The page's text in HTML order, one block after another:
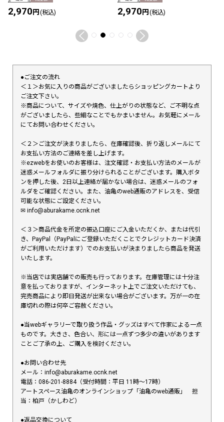
2,970円 (税込) 2,970円 (税込)
●ご注文の流れ
＜１＞お気に入りの商品がございましたらショッピングカートより
ご注文下さい。
※商品について、サイズや焼色、仕上がりの状態など、ご不明な点
がございましたら、些細なことでもかまいません。お気軽にメール
にてお問い合わせください。
＜２＞ご注文が決まりましたら、在庫確認後、折り返しメールにて
お支払い方法のご連絡を差し上げます。
※ezwebをお使いのお客様は、注文確認・お支払い方法のメールが
迷惑メールフォルダに振り分けられることがございます。購入ボタ
ンを押した後、2日以上連絡が届かない場合は、迷惑メールのフォ
ルダをご確認ください。また、油亀のweb通販のアドレスを、受信
可能な状態にご設定ください。
✉︎ info@aburakame.ocnk.net
＜３＞商品代金を所定の振込口座にご入金いただくか、または代引
き、PayPal（PayPalにご登録いただくことでクレジットカード決済
がご利用いただけます）でのお支払いが決まりましたら商品を発送
いたします。
※当店では実店舗での販売も行っております。在庫管理には十分注
意を払っておりますが、インターネット上でご注文いただけても、
完売商品により即日発送が出来ない場合がございます。万が一の在
庫切れの際は何卒ご容赦ください。
●当webギャラリーで取り扱う作品・グッズはすべて作家による一点
ものです。大きさ、色合い、形には一点ずつ多少の違いがあります
ことご了承の上、ご購入を検討ください。
●お問い合わせ先
メール：info@aburakame.ocnk.net
電話：086-201-8884（受付時間：平日 11時〜17時）
アートスペース油亀のオンラインショップ「油亀のweb通販」 担
当：柏戸（かしわど）
●返品交換について